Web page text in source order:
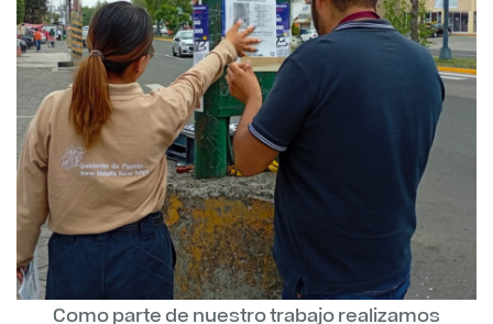
Como parte de nuestro trabajo realizamos